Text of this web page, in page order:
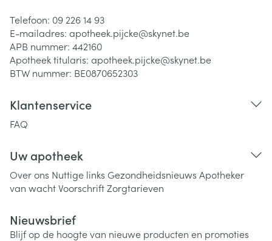
Telefoon: 09 226 14 93
E-mailadres: apotheek.pijcke@skynet.be
APB nummer: 442160
Apotheek titularis: apotheek.pijcke@skynet.be
BTW nummer: BE0870652303
Klantenservice
FAQ
Uw apotheek
Over ons Nuttige links Gezondheidsnieuws Apotheker
van wachtVoorschriftZorgtarieven
Nieuwsbrief
Blijf op de hoogte van nieuwe producten en promoties